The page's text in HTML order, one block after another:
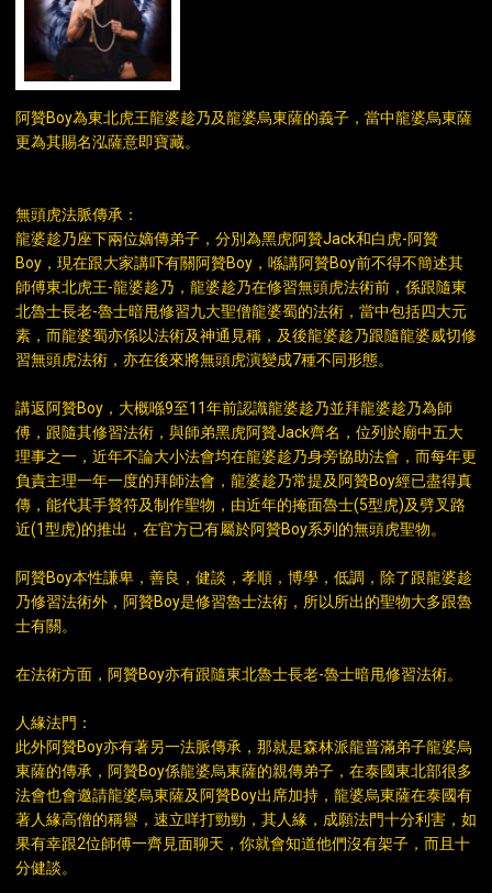
阿贊Boy為東北虎王龍婆趁乃及龍婆烏東薩的義子，當中龍婆烏東薩
更為其賜名泓薩意即寶藏。
無頭虎法脈傳承：
龍婆趁乃座下兩位嫡傳弟子，分別為黑虎阿贊Jack和白虎-阿贊
Boy，現在跟大家講吓有關阿贊Boy，喺講阿贊Boy前不得不簡述其
師傅東北虎王-龍婆趁乃，龍婆趁乃在修習無頭虎法術前，係跟隨東
北魯士長老-魯士暗甩修習九大聖僧龍婆蜀的法術，當中包括四大元
素，而龍婆蜀亦係以法術及神通見稱，及後龍婆趁乃跟隨龍婆威切修
習無頭虎法術，亦在後來將無頭虎演變成7種不同形態。
講返阿贊Boy，大概喺9至11年前認識龍婆趁乃並拜龍婆趁乃為師
傅，跟隨其修習法術，與師弟黑虎阿贊Jack齊名，位列於廟中五大
理事之一，近年不論大小法會均在龍婆趁乃身旁協助法會，而每年更
負責主理一年一度的拜師法會，龍婆趁乃常提及阿贊Boy經已盡得真
傳，能代其手贊符及制作聖物，由近年的掩面魯士(5型虎)及劈叉路
近(1型虎)的推出，在官方已有屬於阿贊Boy系列的無頭虎聖物。
阿贊Boy本性謙卑，善良，健談，孝順，博學，低調，除了跟龍婆趁
乃修習法術外，阿贊Boy是修習魯士法術，所以所出的聖物大多跟魯
士有關。
在法術方面，阿贊Boy亦有跟隨東北魯士長老-魯士暗甩修習法術。
人緣法門：
此外阿贊Boy亦有著另一法脈傳承，那就是森林派龍普滿弟子龍婆烏
東薩的傳承，阿贊Boy係龍婆烏東薩的親傳弟子，在泰國東北部很多
法會也會邀請龍婆烏東薩及阿贊Boy出席加持，龍婆烏東薩在泰國有
著人緣高僧的稱譽，速立咩打勁勁，其人緣，成願法門十分利害，如
果有幸跟2位師傅一齊見面聊天，你就會知道他們沒有架子，而且十
分健談。